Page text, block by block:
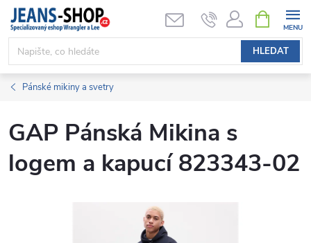
Přejít
obsah
HLEDAT
NÁKUPNÍ
KOŠÍK
Pánské mikiny a svetry
GAP Pánská Mikina s
logem a kapucí 823343-02